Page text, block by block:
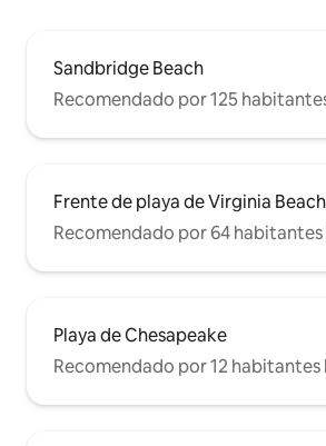
Sandbridge Beach
Recomendado por 125
Frente de playa de Virginia Beach
Recomendado por 64
Playa de Chesapeake
Recomendado por 12 habitantes